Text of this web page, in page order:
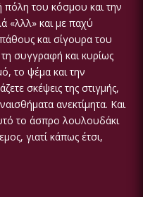
πόλη του κόσμου και την
«λλλ» και με παχύ
και σίγουρα του
συγγραφή και κυρίως
το ψέμα και την
σκέψεις της στιγμής,
ανεκτίμητα. Και
το άσπρο λουλουδάκι
γιατί κάπως έτσι,